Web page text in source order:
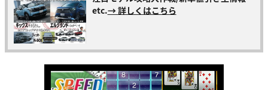
etc.→ 詳しくはこちら